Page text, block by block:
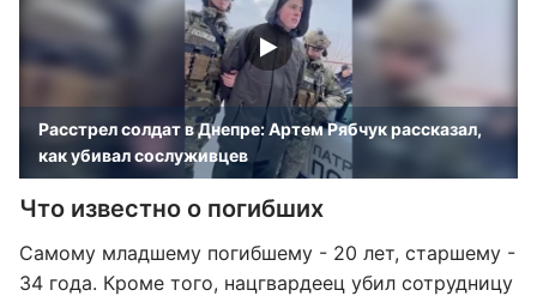
Расстрел солдат в Днепре: Артем Рябчук рассказал,
как убивал сослуживцев
Что известно о погибших
Самому младшему погибшему - 20 лет, старшему -
34 года. Кроме того, нацгвардеец убил сотрудницу